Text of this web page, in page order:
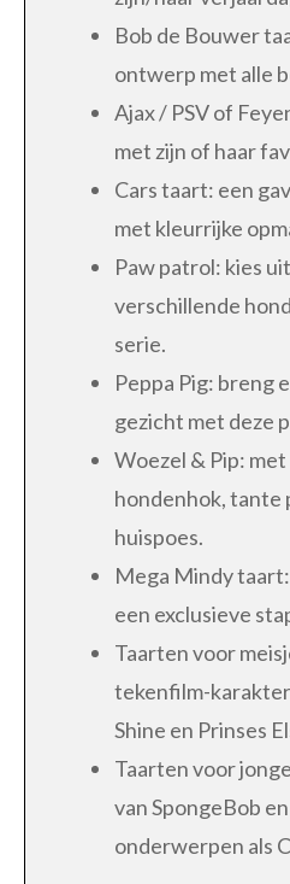
Bob de Bouwer
ontwerp met alle
Ajax / PSV of
met zijn of haar
Cars taart: een
met kleurrijke
Paw patrol: kies
verschillende
serie.
Peppa Pig: breng
gezicht met deze
Woezel & Pip:
hondenhok, tante
huispoes.
Mega Mindy
een exclusieve
Taarten voor
tekenfilm-
Shine en Prinses
Taarten voor
van SpongeBob
onderwerpen als